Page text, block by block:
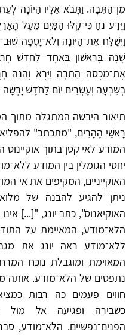
מִן־הַתֵּבָה. וַתָּבֹא אֵלָיו הַיּוֹנָה
וַיֵּדַע נֹחַ כִּי־קַלּוּ הַמַּיִם מֵעַל
וַיְשַׁלַּח אֶת־הַיּוֹנָה וְלֹא־יָסְפָה
שָׁנָה בָּרִאשׁוֹן בְּאֶחָד לַחֹדֶשׁ
אֶת־מִכְסֵה הַתֵּבָה וַיַּרְא וְהִנֵּה
בְּשִׁבְעָה וְעֶשְׂרִים יוֹם לַחֹדֶשׁ
תיאור היבשה המתגלה מתוך
רָאשֵׁי הֶהָרִים, "מתכתב"
המודע לאי קטן בתוך
יחסי הגומלין בין המודע
האוקייניים, המקיפים את אי
ניתן להגיע להבנה של
האוקיאנוס", כתב יונג, "[...]
הלא־מודע, המאיימת על
ללא־מודע ראה יונג את
המאוימת ומוגבלת נוכח
נתפסים של הלא־מודע. אותה
חווים פעמים כה רבות
כשבירה ופגיעה אל מול
הפנים־נפשיים. הלא־מודע,